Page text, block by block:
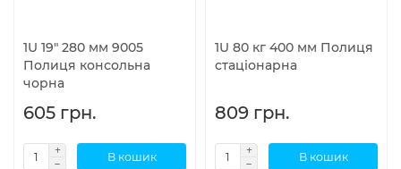
1U 19" 280 мм 9005
Полиця консольна
чорна
605 грн.
В кошик
1U 80 кг 400 мм Полиця
стаціонарна
809 грн.
В кошик